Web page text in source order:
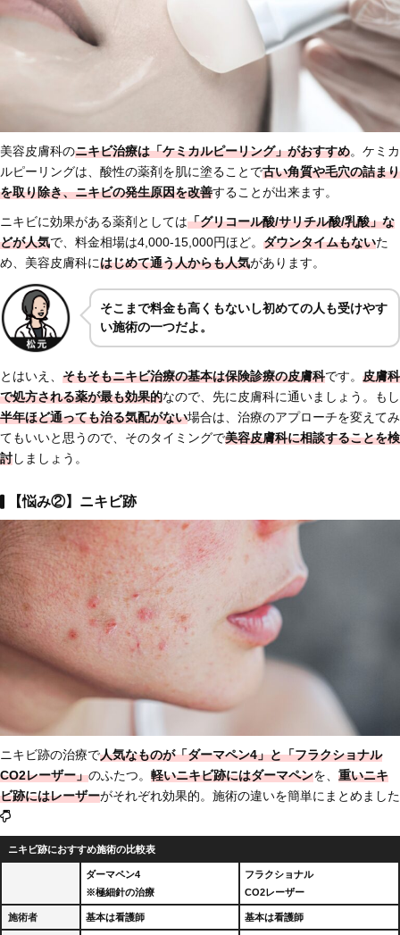
美容皮膚科のニキビ治療は「ケミカルピーリング」がおすすめ。ケミカ
ルピーリングは、酸性の薬剤を肌に塗ることで古い角質や毛穴の詰まり
を取り除き、ニキビの発生原因を改善することが出来ます。
ニキビに効果がある薬剤としては「グリコール酸/サリチル酸/乳酸」な
どが人気で、料金相場は4,000-15,000円ほど。 ダウンタイムもないた
め、美容皮膚科にはじめて通う人からも人気があります。
そこまで料金も高くもないし初めての人も受けやす
い施術の一つだよ。
とはいえ、 そもそもニキビ治療の基本は保険診療の皮膚科です。 皮膚科
で処方される薬が最も効果的なので、先に皮膚科に通いましょう。もし
半年ほど通っても治る気配がない場合は、治療のアプローチを変えてみ
てもいいと思うので、そのタイミングで美容皮膚科に相談することを検
討しましょう。
【悩み②】ニキビ跡
ニキビ跡の治療で人気なものが「ダーマペン4」と「フラクショナル
CO2レーザー」のふたつ。 軽いニキビ跡にはダーマペンを、 重いニキ
ビ跡にはレーザーがそれぞれ効果的。施術の違いを簡単にまとめました
ニキビ跡におすすめ施術の比較表
ダーマペン4
※極細針の治療
フラクショナル
CO2レーザー
施術者 基本は看護師 基本は看護師